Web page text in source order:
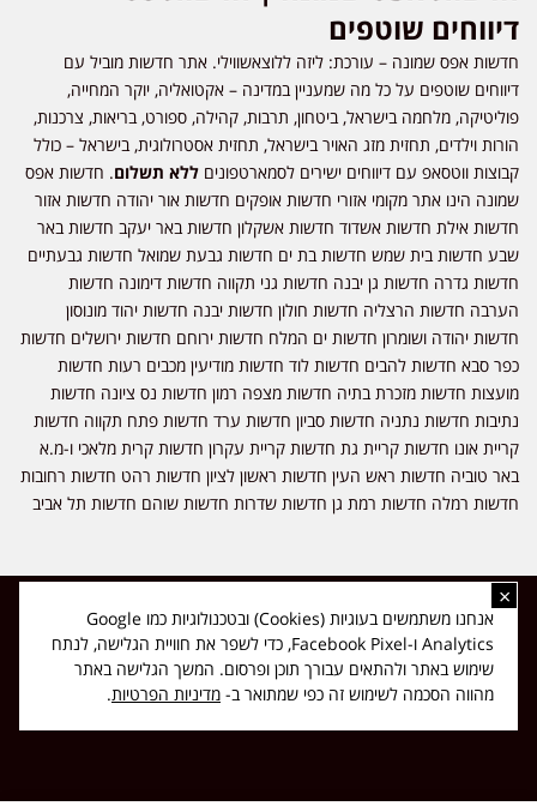
דיווחים שוטפים
חדשות אפס שמונה – עורכת: ליזה ללוצאשווילי. אתר חדשות מוביל עם
דיווחים שוטפים על כל מה שמעניין במדינה – אקטואליה, יוקר המחייה,
פוליטיקה, מלחמה בישראל, ביטחון, תרבות, קהילה, ספורט, בריאות, צרכנות,
הורות וילדים, תחזית מזג האויר בישראל, תחזית אסטרולוגית, בישראל – כולל
קבוצות ווטסאפ עם דיווחים ישירים לסמארטפונים ללא תשלום. חדשות אפס
שמונה הינו אתר מקומי אזורי חדשות אופקים חדשות אור יהודה חדשות אזור
חדשות אילת חדשות אשדוד חדשות אשקלון חדשות באר יעקב חדשות באר
שבע חדשות בית שמש חדשות בת ים חדשות גבעת שמואל חדשות גבעתיים
חדשות גדרה חדשות גן יבנה חדשות גני תקווה חדשות דימונה חדשות
הערבה חדשות הרצליה חדשות חולון חדשות יבנה חדשות יהוד מונוסון
חדשות יהודה ושומרון חדשות ים המלח חדשות ירוחם חדשות ירושלים חדשות
כפר סבא חדשות להבים חדשות לוד חדשות מודיעין מכבים רעות חדשות
מועצות חדשות מזכרת בתיה חדשות מצפה רמון חדשות נס ציונה חדשות
נתיבות חדשות נתניה חדשות סביון חדשות ערד חדשות פתח תקווה חדשות
קריית אונו חדשות קריית גת חדשות קריית עקרון חדשות קרית מלאכי ו-מ.א
באר טוביה חדשות ראש העין חדשות ראשון לציון חדשות רהט חדשות רחובות
חדשות רמלה חדשות רמת גן חדשות שדרות חדשות שוהם חדשות תל אביב
כל הזכויות שמורות ל-ליזה ללוצאשווילי - חדשות אפס שמונה - דיווחים בזמן
אמת, נוסד בשנת 2019 | טל' לפרסומים 054-9759222 מייל מערכת
news08.net@gmail.com
Made with ❤ byDIGITA
×
אנחנו משתמשים בעוגיות (Cookies) ובטכנולוגיות כמו Google
Analytics ו-Facebook Pixel, כדי לשפר את חוויית הגלישה, לנתח
שימוש באתר ולהתאים עבורך תוכן ופרסום. המשך הגלישה באתר
מהווה הסכמה לשימוש זה כפי שמתואר ב- מדיניות הפרטיות.